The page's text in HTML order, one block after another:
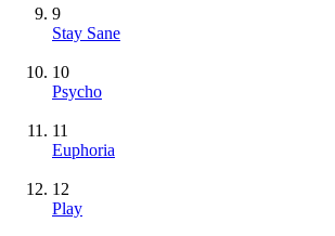
9
Stay Sane
10
Psycho
11
Euphoria
12
Play